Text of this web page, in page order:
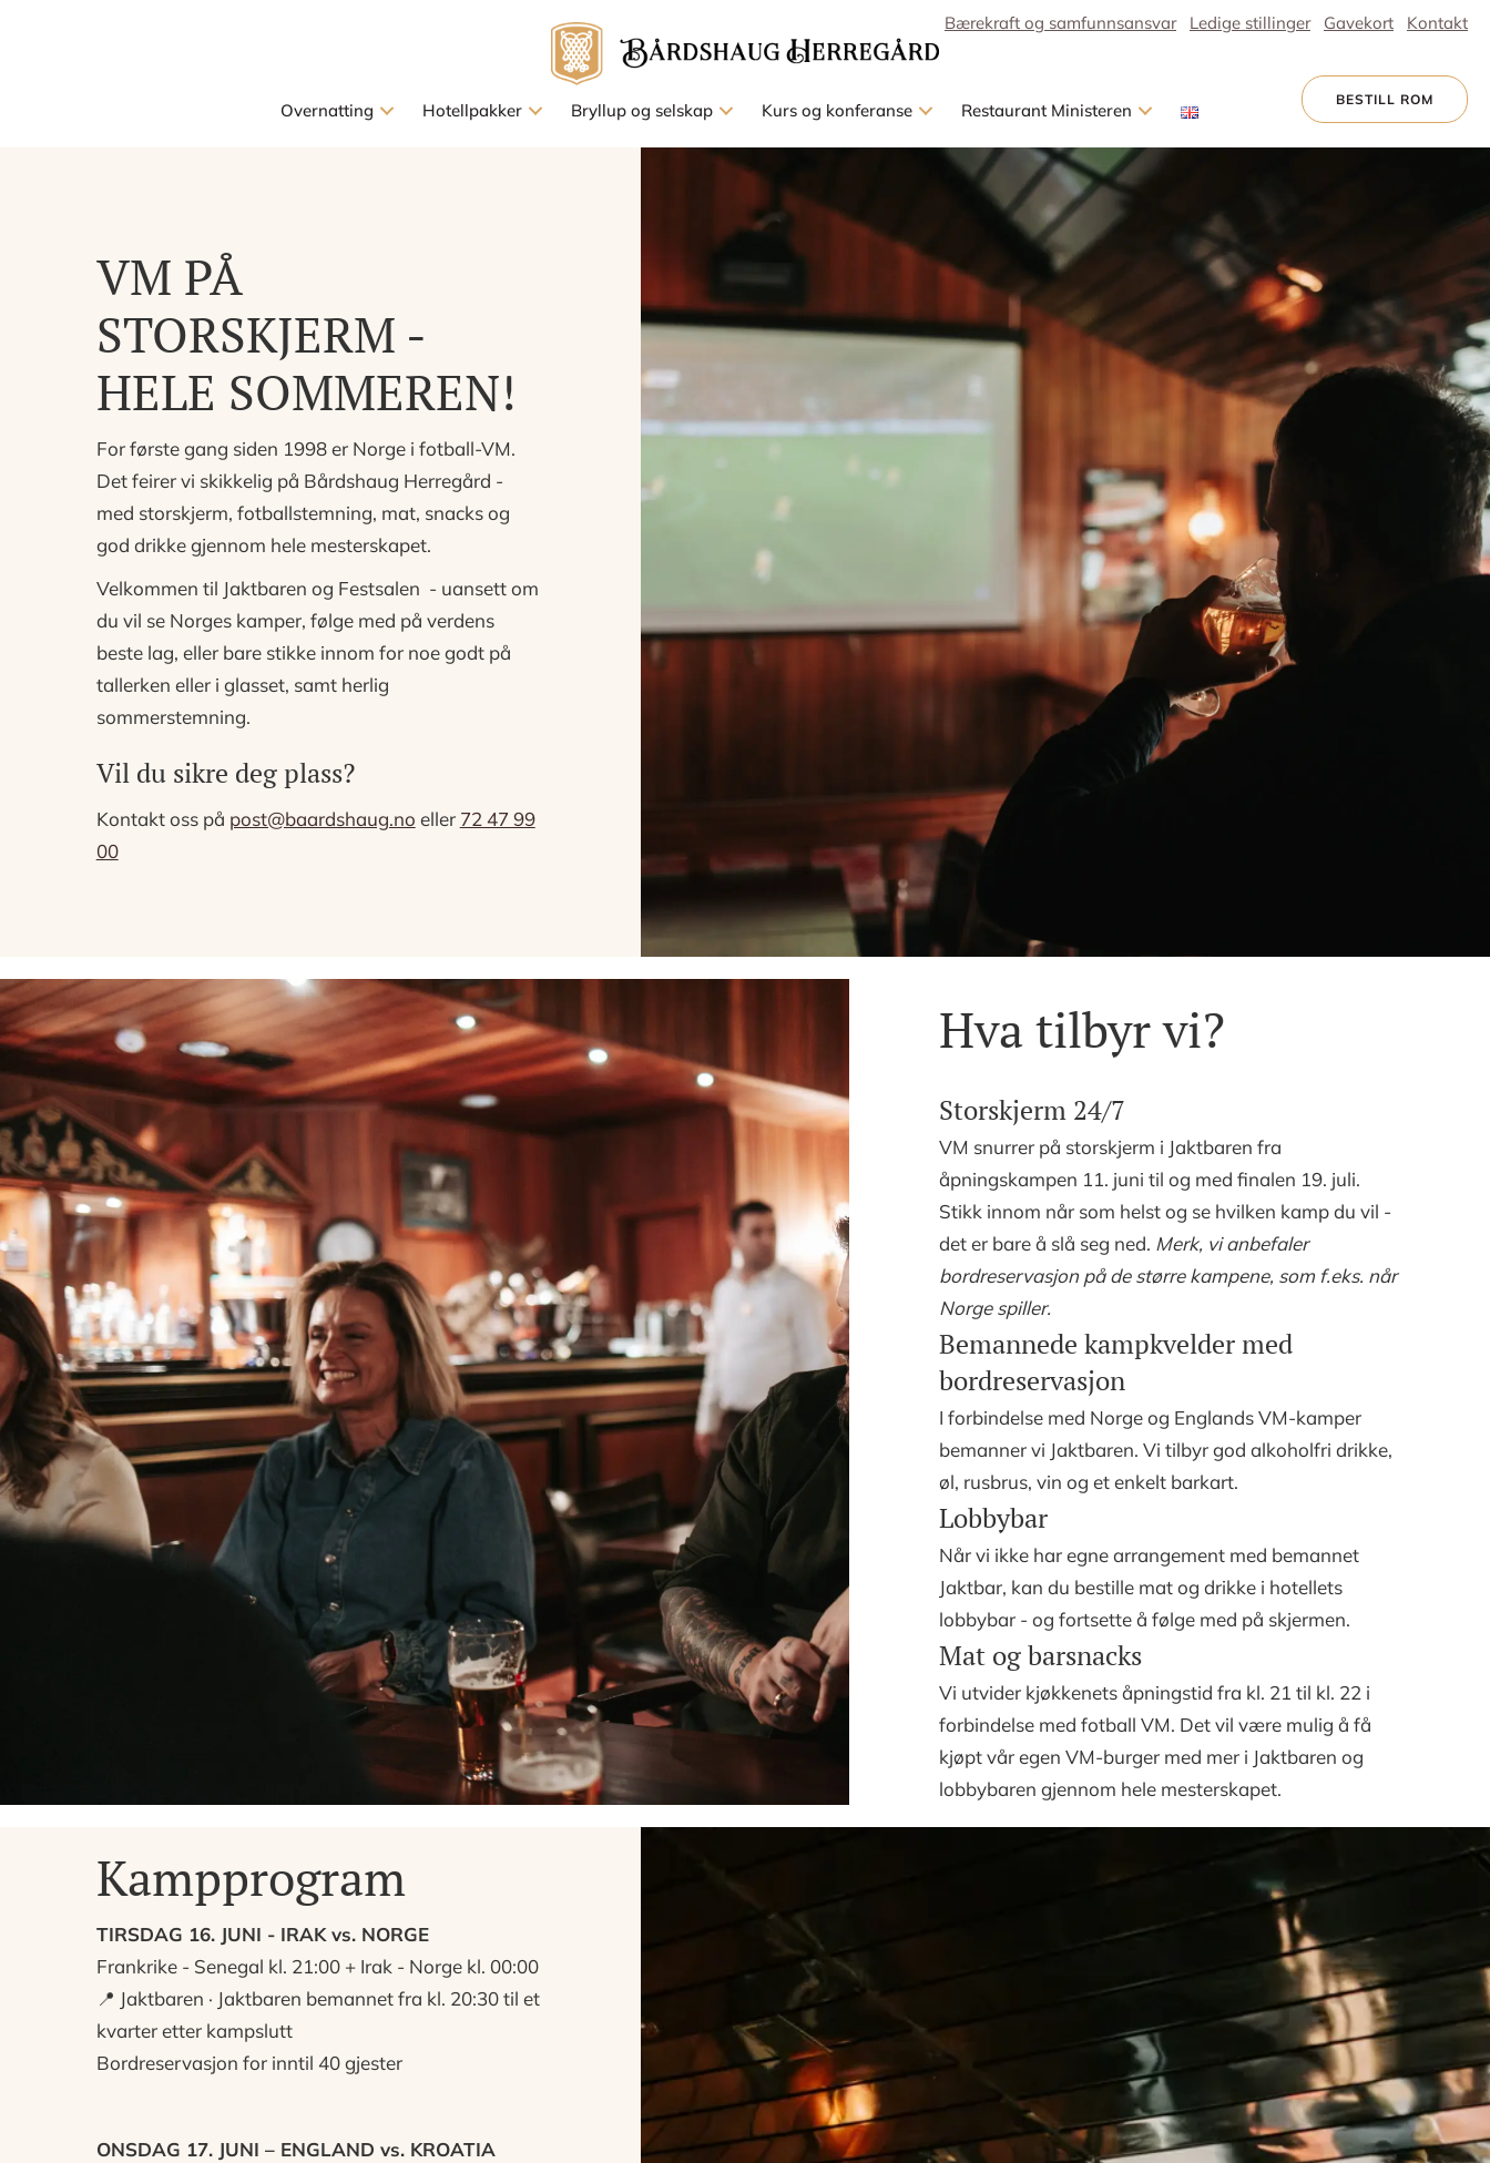
Bærekraft og samfunnsansvar Ledige stillinger Gavekort Kontakt
Overnatting Hotellpakker Bryllup og selskap Kurs og konferanse Restaurant Ministeren
BESTILL ROM
VM PÅ
STORSKJERM -
HELE SOMMEREN!
For første gang siden 1998 er Norge i fotball-VM.
Det feirer vi skikkelig på Bårdshaug Herregård -
med storskjerm, fotballstemning, mat, snacks og
god drikke gjennom hele mesterskapet.
Velkommen til Jaktbaren og Festsalen - uansett om
du vil se Norges kamper, følge med på verdens
beste lag, eller bare stikke innom for noe godt på
tallerken eller i glasset, samt herlig
sommerstemning.
Vil du sikre deg plass?
Kontakt oss på post@baardshaug.no eller 72 47 99
00
Hva tilbyr vi?
Storskjerm 24/7
VM snurrer på storskjerm i Jaktbaren fra
åpningskampen 11. juni til og med finalen 19. juli.
Stikk innom når som helst og se hvilken kamp du vil -
det er bare å slå seg ned. Merk, vi anbefaler
bordreservasjon på de større kampene, som f.eks. når
Norge spiller.
Bemannede kampkvelder med
bordreservasjon
I forbindelse med Norge og Englands VM-kamper
bemanner vi Jaktbaren. Vi tilbyr god alkoholfri drikke,
øl, rusbrus, vin og et enkelt barkart.
Lobbybar
Når vi ikke har egne arrangement med bemannet
Jaktbar, kan du bestille mat og drikke i hotellets
lobbybar - og fortsette å følge med på skjermen.
Mat og barsnacks
Vi utvider kjøkkenets åpningstid fra kl. 21 til kl. 22 i
forbindelse med fotball VM. Det vil være mulig å få
kjøpt vår egen VM-burger med mer i Jaktbaren og
lobbybaren gjennom hele mesterskapet.
Kampprogram
TIRSDAG 16. JUNI - IRAK vs. NORGE
Frankrike - Senegal kl. 21:00 + Irak - Norge kl. 00:00
📍 Jaktbaren · Jaktbaren bemannet fra kl. 20:30 til et
kvarter etter kampslutt
Bordreservasjon for inntil 40 gjester
ONSDAG 17. JUNI – ENGLAND vs. KROATIA